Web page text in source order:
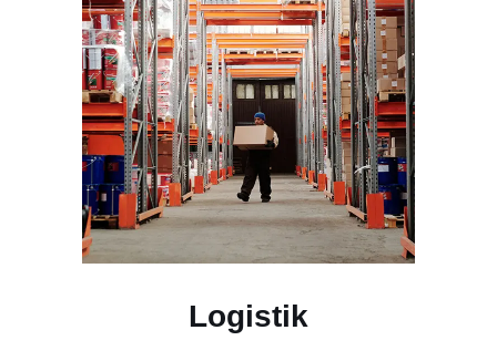
Logistik